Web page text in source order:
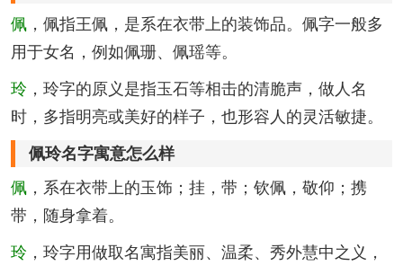
佩 ，佩指王佩，是系在衣带上的装饰品。佩字一般多
用于女名，例如佩珊、佩瑶等。
玲 ，玲字的原义是指玉石等相击的清脆声，做人名
时，多指明亮或美好的样子，也形容人的灵活敏捷。
佩玲名字寓意怎么样
佩 ，系在衣带上的玉饰；挂，带；钦佩，敬仰；携
带，随身拿着。
玲 ，玲字用做取名寓指美丽、温柔、秀外慧中之义，